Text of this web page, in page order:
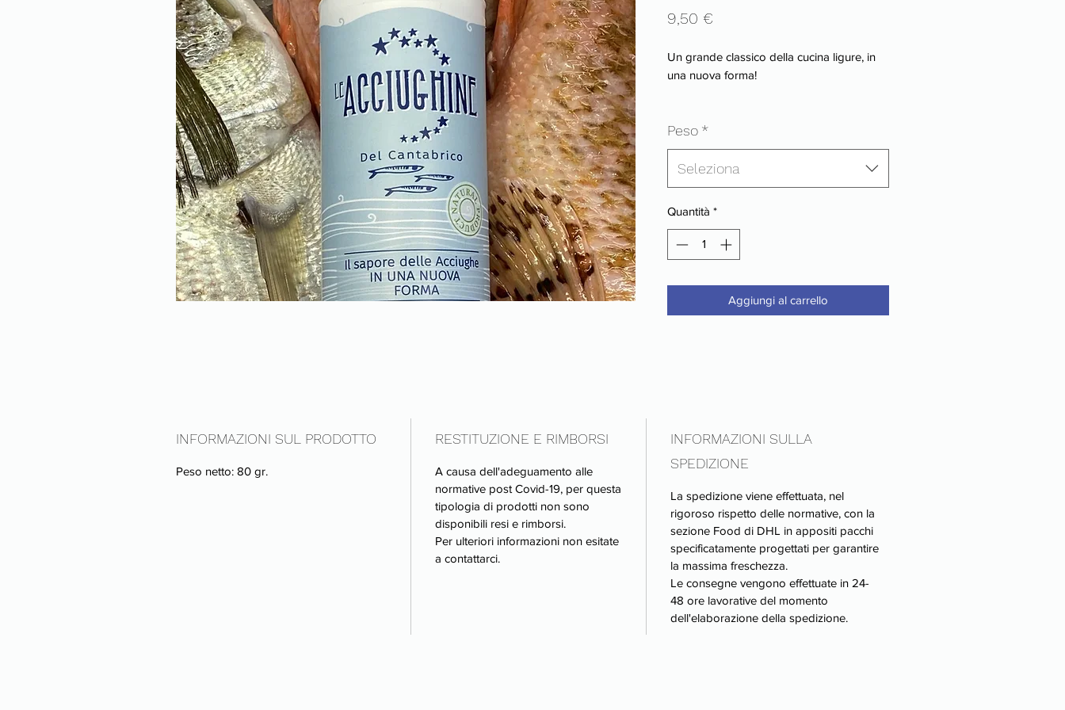
9,50 €
Un grande classico della cucina ligure, in
una nuova forma!
Peso *
Seleziona
Quantità *
Aggiungi al carrello
INFORMAZIONI SUL PRODOTTO
Peso netto: 80 gr.
RESTITUZIONE E RIMBORSI
A causa dell'adeguamento alle
normative post Covid-19, per questa
tipologia di prodotti non sono
disponibili resi e rimborsi.
Per ulteriori informazioni non esitate
a contattarci.
INFORMAZIONI SULLA
SPEDIZIONE
La spedizione viene effettuata, nel
rigoroso rispetto delle normative, con la
sezione Food di DHL in appositi pacchi
specificatamente progettati per garantire
la massima freschezza.
Le consegne vengono effettuate in 24-
48 ore lavorative del momento
dell'elaborazione della spedizione.